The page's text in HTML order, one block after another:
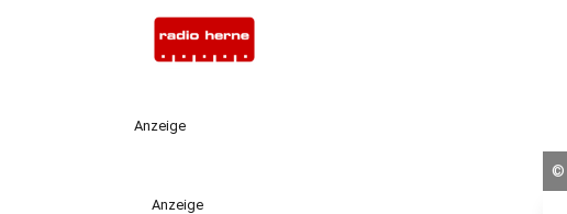
Anzeige
Anzeige
©